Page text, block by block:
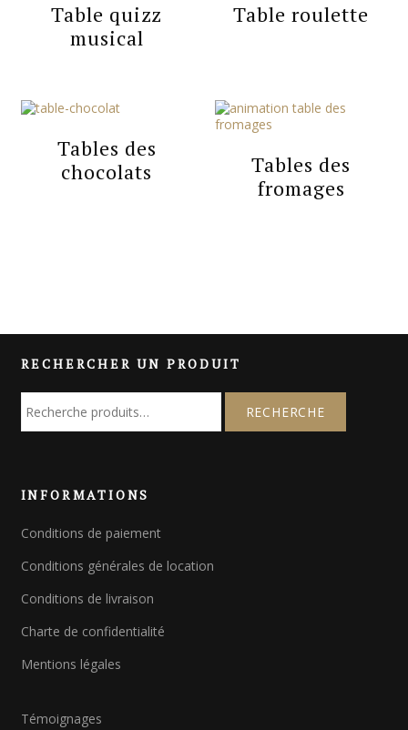
Table quizz
musical
Table roulette
Tables des
chocolats
Tables des
fromages
RECHERCHER UN PRODUIT
e
r
h
p
o
r
:
INFORMATIONS
Conditions de paiement
Conditions générales de location
Conditions de livraison
Charte de confidentialité
Mentions légales
Témoignages